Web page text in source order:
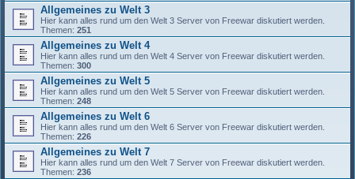
Allgemeines zu Welt 3
Hier kann alles rund um den Welt 3 Server von Freewar diskutiert werden.
Themen: 251
Allgemeines zu Welt 4
Hier kann alles rund um den Welt 4 Server von Freewar diskutiert werden.
Themen: 300
Allgemeines zu Welt 5
Hier kann alles rund um den Welt 5 Server von Freewar diskutiert werden.
Themen: 248
Allgemeines zu Welt 6
Hier kann alles rund um den Welt 6 Server von Freewar diskutiert werden.
Themen: 226
Allgemeines zu Welt 7
Hier kann alles rund um den Welt 7 Server von Freewar diskutiert werden.
Themen: 236